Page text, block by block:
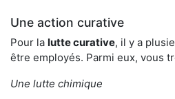
Une action curative
Pour la lutte curative, il y a
être employés. Parmi eux, vous
Une lutte chimique